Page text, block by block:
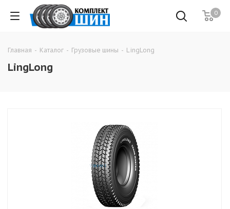
0
Главная - Каталог - Грузовые шины - LingLong
LingLong